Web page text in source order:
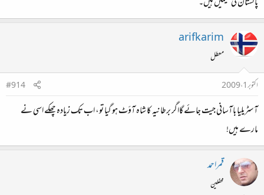
arifkarim
معطل
اکتوبر 1، 2009
#914
آسٹریلیا باآسانی جیت جائے گااگر برطانیہ کا شاہ آؤٹ ہو گیا تو، اب تک زیادہ چھکے اسی نے
مارے ہیں!
قمراحمد
محفلین